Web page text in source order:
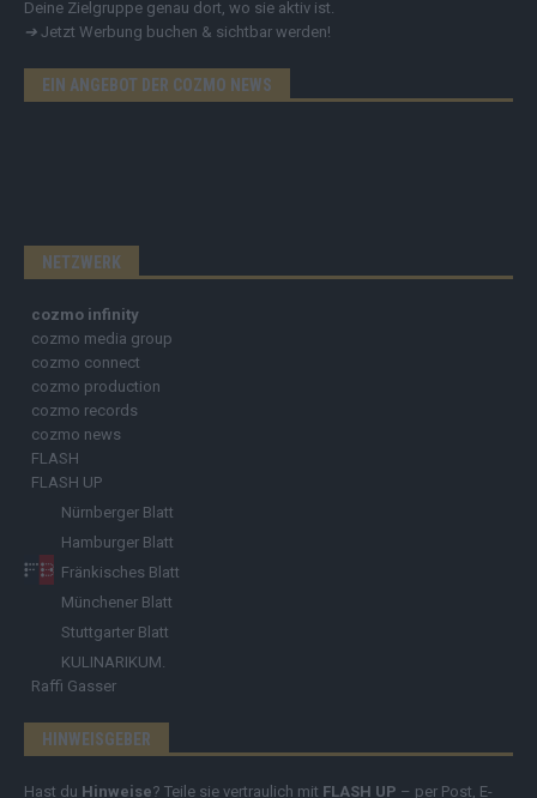
Deine Zielgruppe genau dort, wo sie aktiv ist.
➔ Jetzt Werbung buchen & sichtbar werden!
EIN ANGEBOT DER COZMO NEWS
NETZWERK
cozmo infinity
cozmo media group
cozmo connect
cozmo production
cozmo records
cozmo news
FLASH
FLASH UP
Nürnberger Blatt
Hamburger Blatt
Fränkisches Blatt
Münchener Blatt
Stuttgarter Blatt
KULINARIKUM.
Raffi Gasser
HINWEISGEBER
Hast du Hinweise? Teile sie vertraulich mit FLASH UP – per Post, E-